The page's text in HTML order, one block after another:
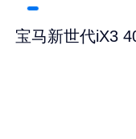
宝马新世代iX3